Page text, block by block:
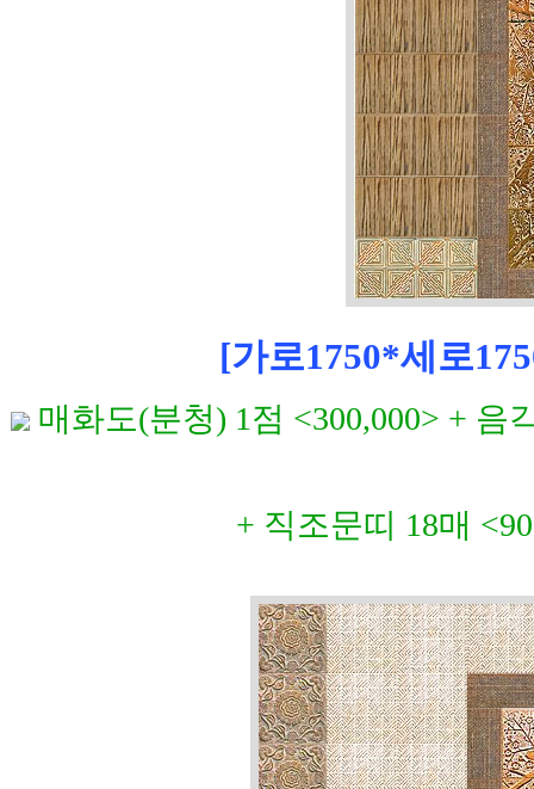
[가로1750*세로
매화도(분청) 1점 <300,000> + 음
+ 직조문띠 18매